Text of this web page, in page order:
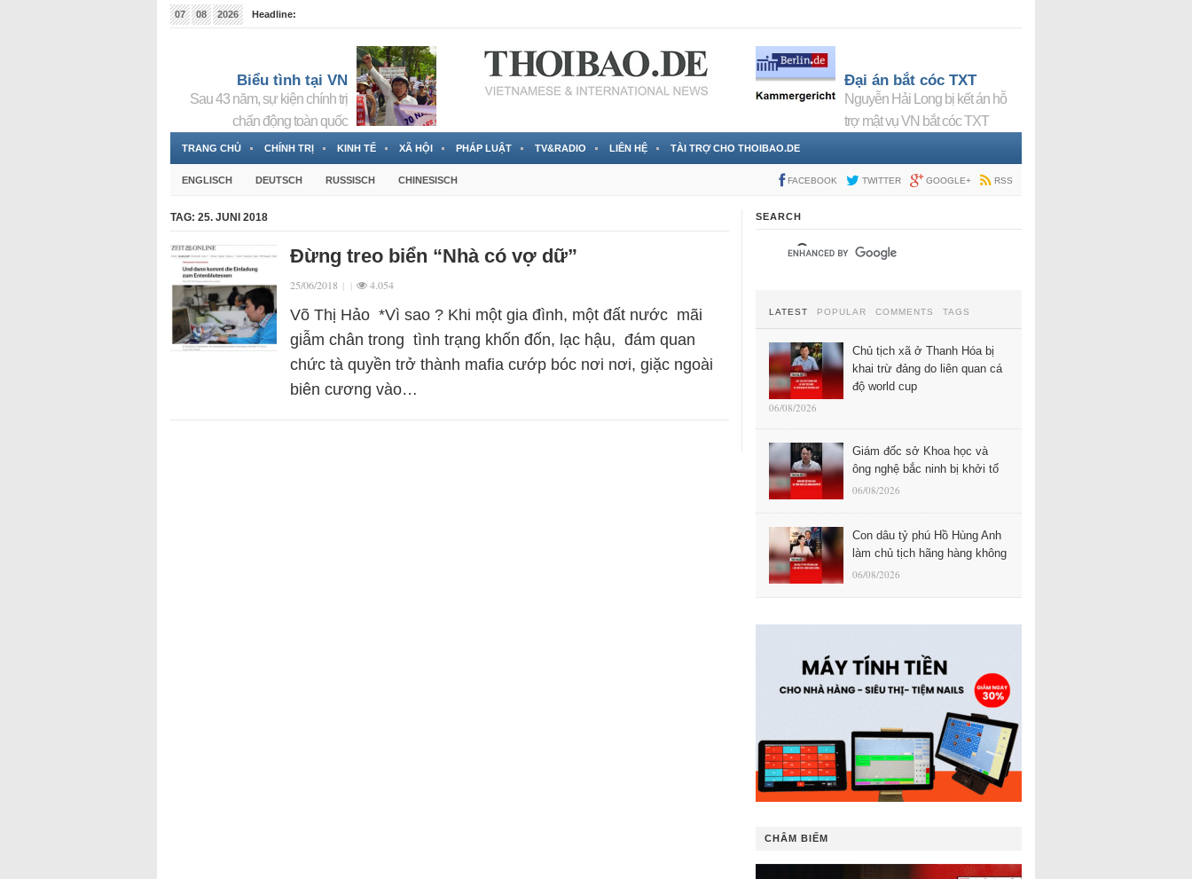
07 08 2026
Headline:
Biểu tình tại VN
Sau 43 năm, sự kiện chính trị
chấn động toàn quốc
Đại án bắt cóc TXT
Nguyễn Hải Long bị kết án hỗ
trợ mật vụ VN bắt cóc TXT
TRANG CHỦ CHÍNH TRỊ KINH TẾ XÃ HỘI PHÁP LUẬT TV&RADIO LIÊN HỆ TÀI TRỢ CHO THOIBAO.DE
ENGLISCH DEUTSCH RUSSISCH CHINESISCH FACEBOOK TWITTER GOOGLE+ RSS
TAG: 25. JUNI 2018
Đừng treo biển “Nhà có vợ dữ”
25/06/2018 | | 4.054
Võ Thị Hảo *Vì sao ? Khi một gia đình, một đất nước mãi
giẫm chân trong tình trạng khốn đốn, lạc hậu, đám quan
chức tà quyền trở thành mafia cướp bóc nơi nơi, giặc ngoài
biên cương vào…
SEARCH
LATEST POPULAR COMMENTS TAGS
Chủ tịch xã ở Thanh Hóa bị
khai trừ đảng do liên quan cá
độ world cup
06/08/2026
Giám đốc sở Khoa học và
ông nghệ bắc ninh bị khởi tố
06/08/2026
Con dâu tỷ phú Hồ Hùng Anh
làm chủ tịch hãng hàng không
06/08/2026
CHÂM BIẾM